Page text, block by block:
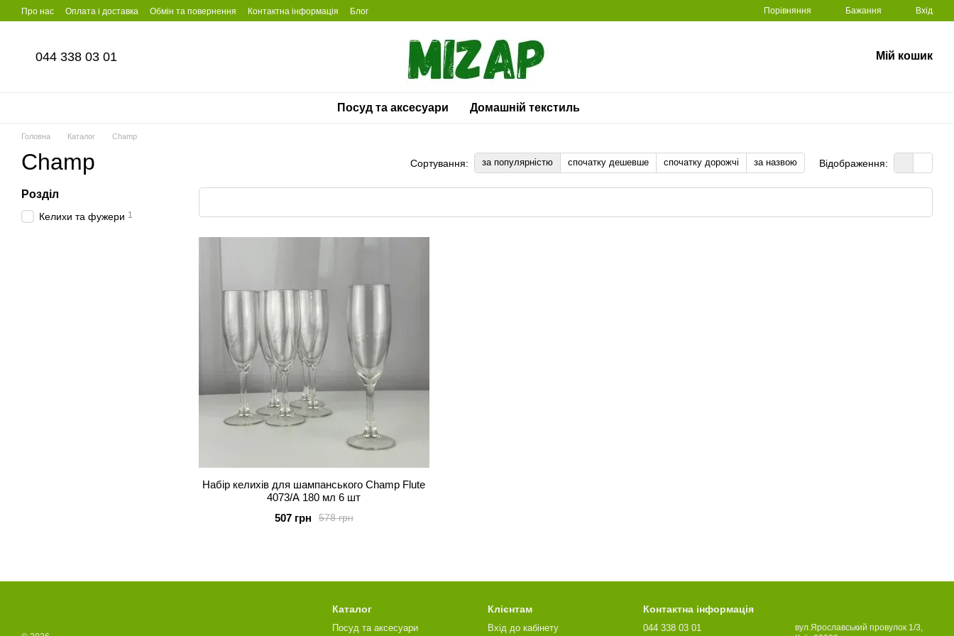
Перейти до основного контенту
Про нас Оплата і доставка Обмін та повернення Контактна інформація Блог Порівняння Бажання Вхід
044 338 03 01 Мій кошик
Посуд та аксесуари Домашній текстиль
Головна Каталог Champ
Champ Сортування: за популярністю спочатку дешевше спочатку дорожчі за назвою Відображення:
Набір келихів для шампанського Champ Flute
4073/А 180 мл 6 шт
578 грн
507 грн
Розділ
Келихи та фужери 1
Каталог
Посуд та аксесуари
Клієнтам
Вхід до кабінету
Контактна інформація
044 338 03 01
вул.Ярославський провулок 1/3,